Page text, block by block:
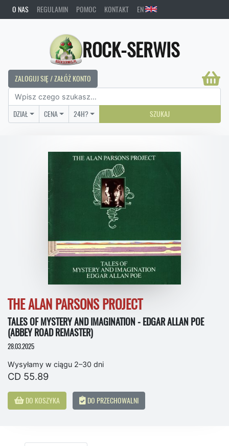
O NAS REGULAMIN POMOC KONTAKT EN
ROCK-SERWIS
ZALOGUJ SIĘ / ZAŁÓŻ KONTO
DZIAŁ CENA 24H? SZUKAJ
THE ALAN PARSONS PROJECT
TALES OF MYSTERY AND IMAGINATION - EDGAR ALLAN POE
(ABBEY ROAD REMASTER)
28.03.2025
Wysyłamy w ciągu 2–30 dni
CD 55.89
DO KOSZYKA DO PRZECHOWALNI